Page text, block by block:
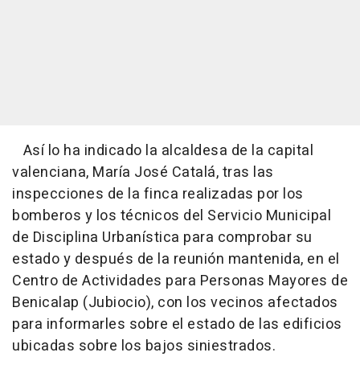
Así lo ha indicado la alcaldesa de la capital
valenciana, María José Catalá, tras las
inspecciones de la finca realizadas por los
bomberos y los técnicos del Servicio Municipal
de Disciplina Urbanística para comprobar su
estado y después de la reunión mantenida, en el
Centro de Actividades para Personas Mayores de
Benicalap (Jubiocio), con los vecinos afectados
para informarles sobre el estado de las edificios
ubicadas sobre los bajos siniestrados.